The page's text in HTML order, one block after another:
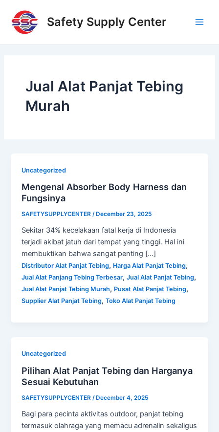
content
Safety Supply Center
Jual Alat Panjat Tebing
Murah
Uncategorized
Mengenal Absorber Body Harness dan
Fungsinya
SAFETYSUPPLYCENTER/ December 23, 2025
Sekitar 34% kecelakaan fatal kerja di Indonesia
terjadi akibat jatuh dari tempat yang tinggi. Hal ini
membuktikan bahwa sangat penting […]
Distributor Alat Panjat Tebing, Harga Alat Panjat Tebing,
Jual Alat Panjang Tebing Terbesar,Jual Alat Panjat Tebing,
Jual Alat Panjat Tebing Murah, Pusat Alat Panjat Tebing,
Supplier Alat Panjat Tebing,Toko Alat Panjat Tebing
Uncategorized
Pilihan Alat Panjat Tebing dan Harganya
Sesuai Kebutuhan
SAFETYSUPPLYCENTER/ December 4, 2025
Bagi para pecinta aktivitas outdoor, panjat tebing
termasuk olahraga yang memacu adrenalin sekaligus